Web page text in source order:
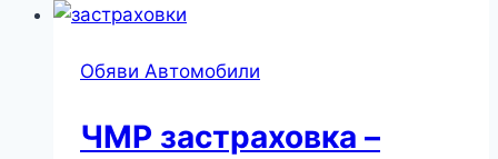
спирачен
Обяви Автомобили
ЧМР застраховка –